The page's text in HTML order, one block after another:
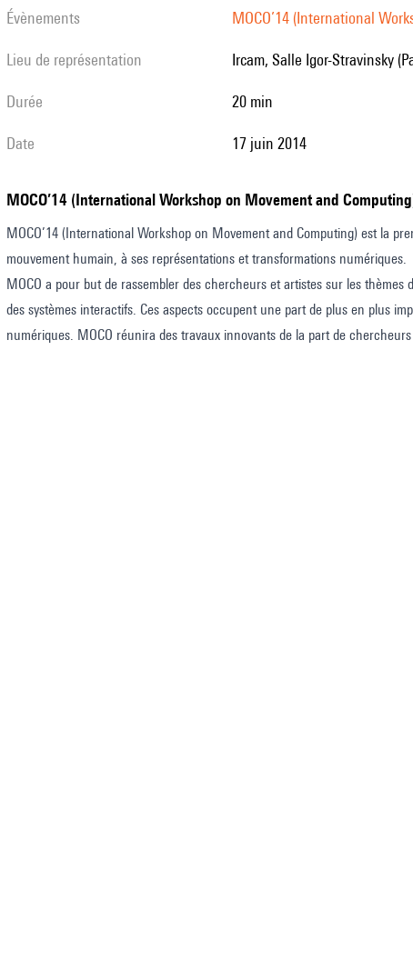
Subject
évènements MOCO’14 (International
Lieu de représentation Ircam, Salle Igor-Stravinsky
durée 20 min
date 17 juin 2014
MOCO’14 (International Workshop on Movement and
MOCO’14 (International Workshop on Movement and Computing) est la
mouvement humain, à ses représentations et transformations numériques.
MOCO a pour but de rassembler des chercheurs et artistes sur les
des systèmes interactifs. Ces aspects occupent une part de plus en plus
numériques. MOCO réunira des travaux innovants de la part de chercheurs